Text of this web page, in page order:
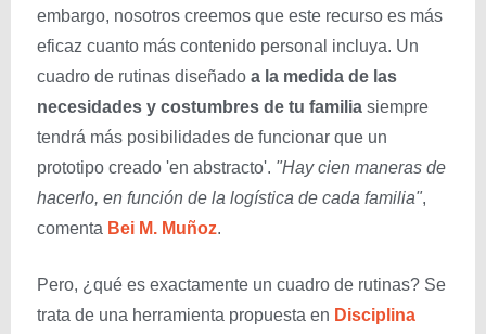
embargo, nosotros creemos que este recurso es más
eficaz cuanto más contenido personal incluya. Un
cuadro de rutinas diseñado a la medida de las
necesidades y costumbres de tu familia siempre
tendrá más posibilidades de funcionar que un
prototipo creado 'en abstracto'. "Hay cien maneras de
hacerlo, en función de la logística de cada familia",
comenta Bei M. Muñoz.
Pero, ¿qué es exactamente un cuadro de rutinas? Se
trata de una herramienta propuesta en Disciplina